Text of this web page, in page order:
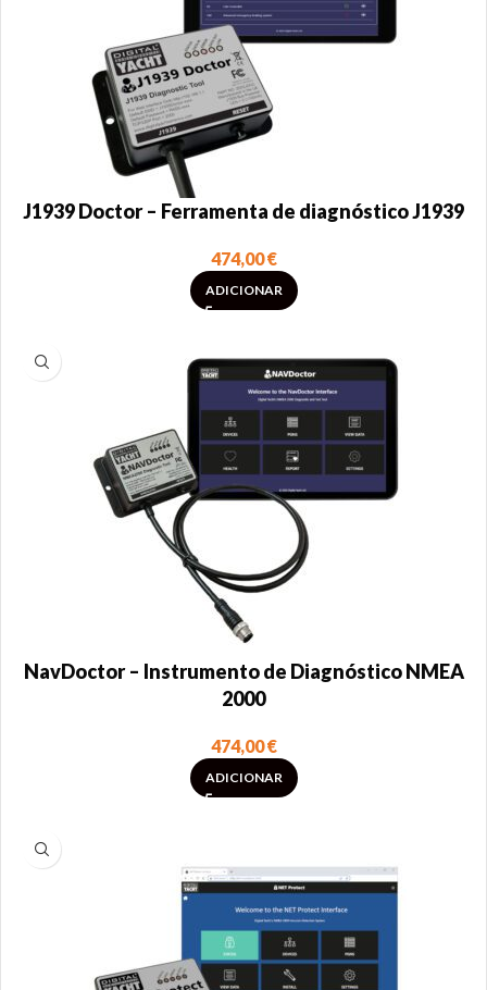
J1939 Doctor – Ferramenta de diagnóstico J1939
474,00€
ADICIONAR
NavDoctor – Instrumento de Diagnóstico NMEA
2000
474,00€
ADICIONAR